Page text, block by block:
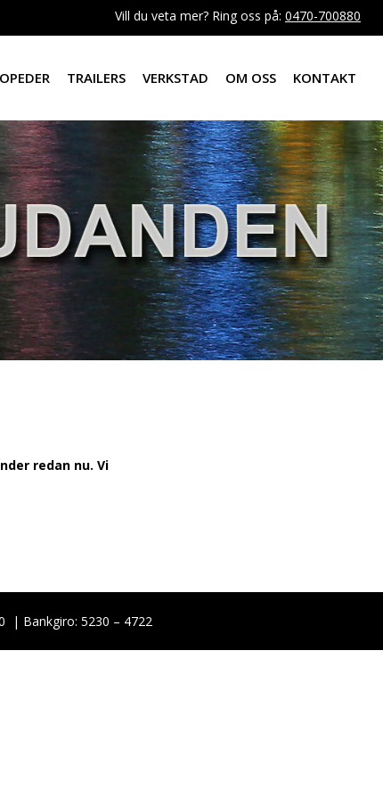
Vill du veta mer? Ring oss på: 0470-700880
TRAILERS VERKSTAD OM OSS KONTAKT
redan nu. Vi
| Bankgiro: 5230 – 4722